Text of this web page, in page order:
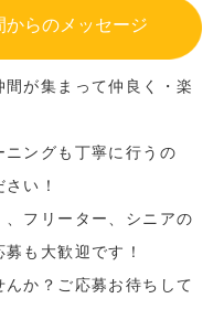
からのメッセージ
が集まって仲良く・楽
ングも丁寧に行うの
い！
フリーター、シニアの
も大歓迎です！
か？ご応募お待ちして